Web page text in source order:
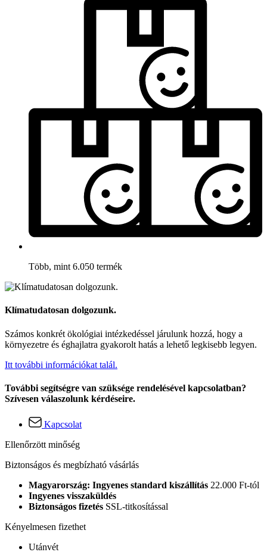
Több, mint 6.050 termék
Klímatudatosan dolgozunk.
Számos konkrét ökológiai intézkedéssel járulunk hozzá, hogy a
környezetre és éghajlatra gyakorolt hatás a lehető legkisebb legyen.
Itt további információkat talál.
További segítségre van szüksége rendelésével kapcsolatban?
Szívesen válaszolunk kérdéseire.
Kapcsolat
Ellenőrzött minőség
Biztonságos és megbízható vásárlás
Magyarország: Ingyenes standard kiszállítás 22.000 Ft-tól
Ingyenes visszaküldés
Biztonságos fizetés SSL-titkosítással
Kényelmesen fizethet
Utánvét